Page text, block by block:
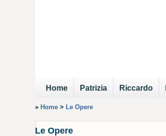
Home Patrizia Riccardo
» Home > Le Opere
Le Opere